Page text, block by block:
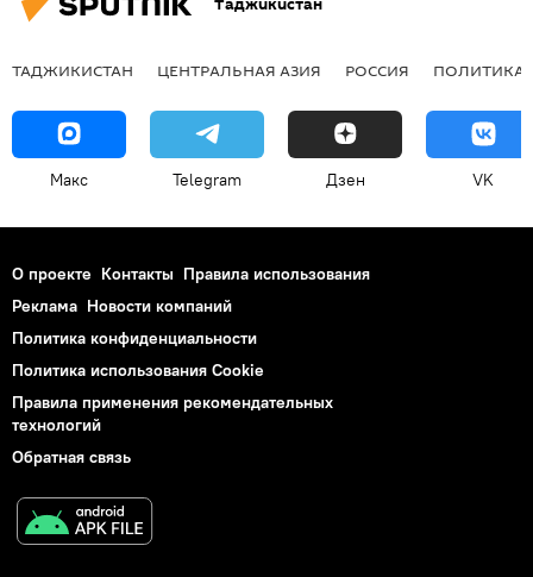
ТАДЖИКИСТАН ЦЕНТРАЛЬНАЯ АЗИЯ РОССИЯ ПОЛИТИКА
Макс Telegram Дзен VK
О проекте Контакты Правила использования
Реклама Новости компаний
Политика конфиденциальности
Политика использования Cookie
Правила применения рекомендательных
технологий
Обратная связь